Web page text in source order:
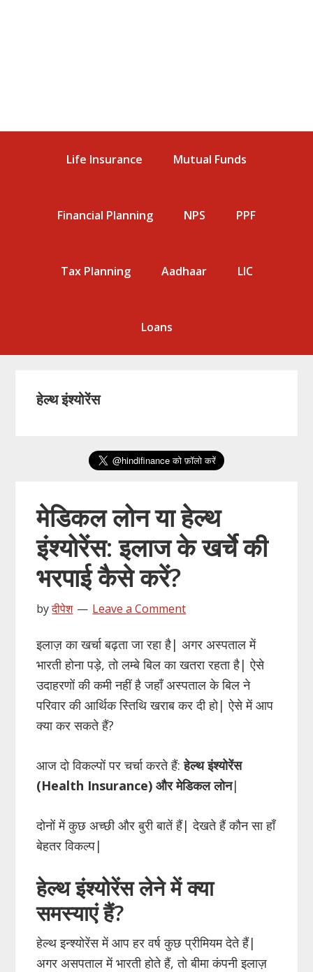
Life Insurance Mutual Funds
Financial Planning NPS PPF
Tax Planning Aadhaar LIC
Loans
हेल्थ इंश्योरेंस
मेडिकल लोन या हेल्थ
इंश्योरेंस: इलाज के खर्चे की
भरपाई कैसे करें?
byदीपेश Leave a Comment
इलाज़ का खर्चा बढ़ता जा रहा है| अगर अस्पताल में
भारती होना पड़े, तो लम्बे बिल का खतरा रहता है| ऐसे
उदाहरणों की कमी नहीं है जहाँ अस्पताल के बिल ने
परिवार की आर्थिक स्तिथि खराब कर दी हो| ऐसे में आप
क्या कर सकते हैं?
आज दो विकल्पों पर चर्चा करते हैं:हेल्थ इंश्योरेंस
(Health Insurance) और मेडिकल लोन|
दोनों में कुछ अच्छी और बुरी बातें हैं| देखते हैं कौन सा हाँ
बेहतर विकल्प|
हेल्थ इंश्योरेंस लेने में क्या
समस्याएं हैं?
हेल्थ इन्श्योरेंस में आप हर वर्ष कुछ प्रीमियम देते हैं|
अगर असपताल में भारती होते हैं, तो बीमा कंपनी इलाज़